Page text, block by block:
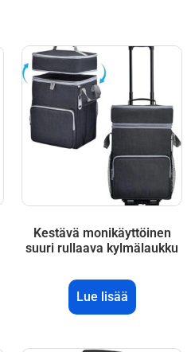
Kestävä monikäyttöinen
suuri rullaava kylmälaukku
Lue lisää